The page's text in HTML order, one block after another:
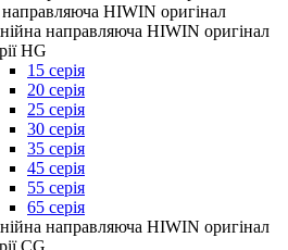
направляюча HIWIN оригінал
направляюча HIWIN оригінал
HG
15 серія
20 серія
25 серія
30 серія
35 серія
45 серія
55 серія
65 серія
направляюча HIWIN оригінал
CG